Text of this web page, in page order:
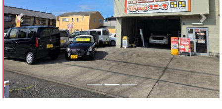
Previous Next